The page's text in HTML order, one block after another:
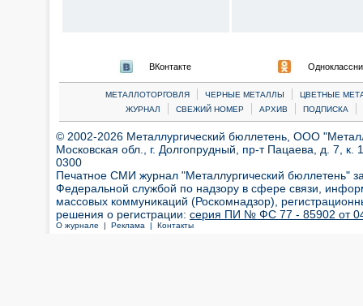
ВКонтакте
МЕТАЛЛОТОРГОВЛЯ | ЧЕРНЫЕ МЕТАЛЛЫ |
ЦВЕТНЫЕ
ЖУРНАЛ
| СВЕЖИЙ НОМЕР | АРХИВ | ПОДПИСКА |
© 2002-2026 Металлургический бюллетень, ООО
Московская обл., г. Долгопрудный, пр-т Пацаева, д. 7,
0300
Печатное СМИ журнал "Металлургический бюллетень"
Федеральной службой по надзору в сфере связи,
массовых коммуникаций (Роскомнадзор),
решения о регистрации: серия ПИ № ФС 77 - 85902 от 04
О журнале | Реклама | Контакты